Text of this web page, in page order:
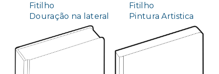
Fitilho
Douração na lateral
Fitilho
Pintura Artistica